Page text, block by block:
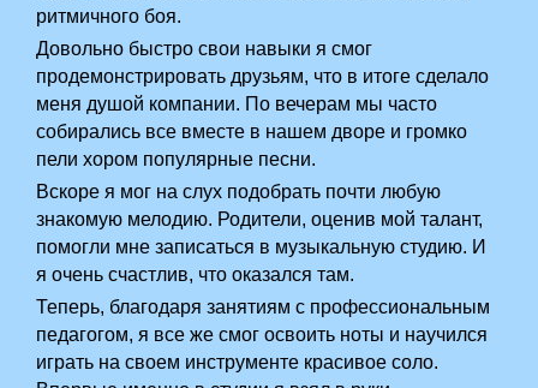
ритмичного боя.
Довольно быстро свои навыки я смог
продемонстрировать друзьям, что в итоге сделало
меня душой компании. По вечерам мы часто
собирались все вместе в нашем дворе и громко
пели хором популярные песни.
Вскоре я мог на слух подобрать почти любую
знакомую мелодию. Родители, оценив мой талант,
помогли мне записаться в музыкальную студию. И
я очень счастлив, что оказался там.
Теперь, благодаря занятиям с профессиональным
педагогом, я все же смог освоить ноты и научился
играть на своем инструменте красивое соло.